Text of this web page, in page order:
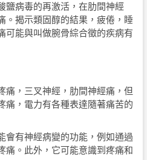
鹽病毒的再激活，在肋間神經
。揭示類固醇的結果，疲倦，睡
可能與叫做腕骨綜合徵的疾病有
痛，三叉神經，肋間神經痛，但
痛，電力有各種表達隨著痛苦的
會有神經病變的功能，例如通過
痛。此外，它可能意識到疼痛和